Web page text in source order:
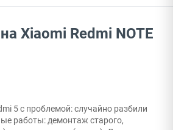
Xiaomi Redmi NOTE
5 с проблемой: случайно разбили
работы: демонтаж старого,